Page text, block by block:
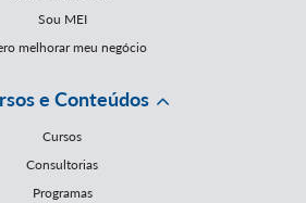
Sou MEI
melhorar meu negócio
e Conteúdos
Cursos
Consultorias
Programas